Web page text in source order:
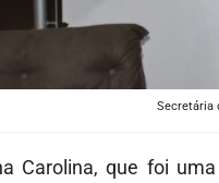
Secretária
Carolina, que foi